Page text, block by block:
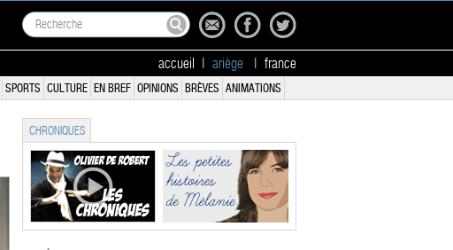
accueil ariège france
SPORTS CULTURE EN BREF OPINIONS BRÈVES ANIMATIONS
CHRONIQUES